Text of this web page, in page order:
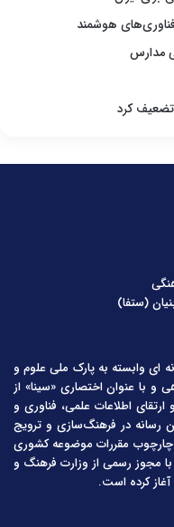
هوشمند
کرد
(ستفا)
ای وابسته به پارک ملی علوم و
و با عنوان اختصاری «سینا» از
و ارتقای اطلاعات علمی، فناوری و
رسانه در فرهنگ‌سازی و ترویج
چارچوب مقررات موضوعه کشوری
مجوز رسمی از وزارت فرهنگ و